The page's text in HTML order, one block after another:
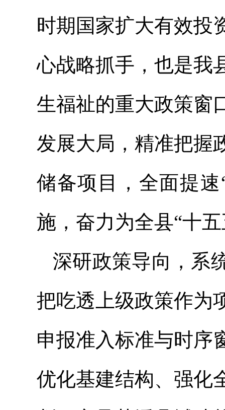
时期国家扩大有效投
心战略抓手，也是我
生福祉的重大政策窗
发展大局，精准把握
储备项目，全面提
施，奋力为全县“十
深研政策导向，系
把吃透上级政策作为
申报准入标准与时序
优化基建结构、强化